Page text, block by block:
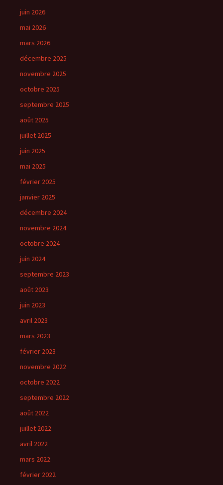
juin 2026
mai 2026
mars 2026
décembre 2025
novembre 2025
octobre 2025
septembre 2025
août 2025
juillet 2025
juin 2025
mai 2025
février 2025
janvier 2025
décembre 2024
novembre 2024
octobre 2024
juin 2024
septembre 2023
août 2023
juin 2023
avril 2023
mars 2023
février 2023
novembre 2022
octobre 2022
septembre 2022
août 2022
juillet 2022
avril 2022
mars 2022
février 2022